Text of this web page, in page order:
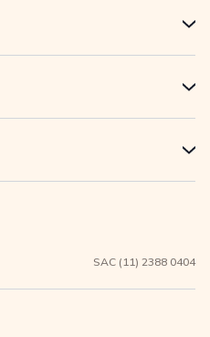
+
+
+
SAC (11) 2388 0404